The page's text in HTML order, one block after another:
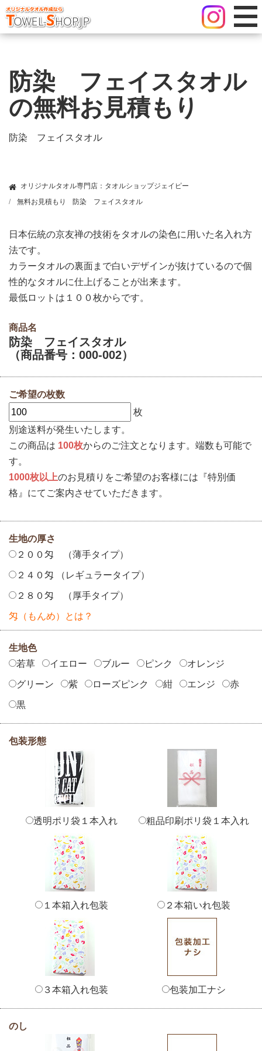
防染 フェイスタオル
の無料お見積もり
防染 フェイスタオル
オリジナルタオル専門店：タオルショップジェイピー
無料お見積もり
防染 フェイスタオル
日本伝統の京友禅の技術をタオルの染色に用いた名入れ方
法です。
カラータオルの裏面まで白いデザインが抜けているので個
性的なタオルに仕上げることが出来ます。
最低ロットは１００枚からです。
商品名
防染 フェイスタオル
（商品番号：000-002）
ご希望の枚数
枚
別途送料が発生いたします。
この商品は 100枚からのご注文となります。端数も可能で
す。
1000枚以上のお見積りをご希望のお客様には『特別価
格』にてご案内させていただきます。
生地の厚さ
２００匁 （薄手タイプ）
２４０匁 （レギュラータイプ）
２８０匁 （厚手タイプ）
匁（もんめ）とは？
生地色
若草
イエロー ブルー ピンク オレンジ
グリーン 紫 ローズピンク 紺 エンジ 赤
黒
包装形態
透明ポリ袋１本入れ 粗品印刷ポリ袋１本入れ
１本箱入れ包装 ２本箱いれ包装
３本箱入れ包装 包装加工ナシ
のし